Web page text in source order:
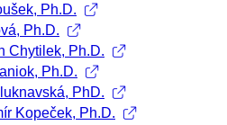
Ph.D.
Ph.D.
Chytilek, Ph.D.
Ph.D.
PhD.
Kopeček, Ph.D.